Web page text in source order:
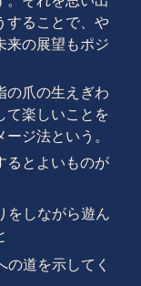
することで、や
来の展望もポジ
の爪の生えぎわ
て楽しいことを
ジ法という。
るとよいものが
をしながら遊ん
の道を示してく